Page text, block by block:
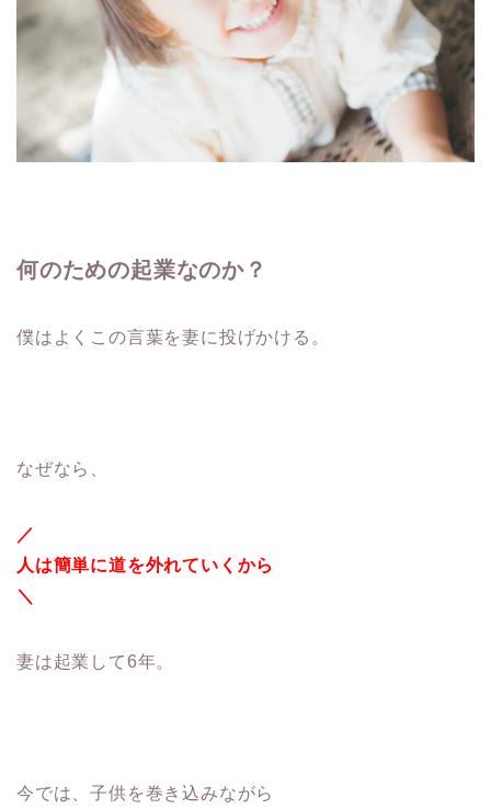
何のための起業なのか？
僕はよくこの言葉を妻に投げかける。
なぜなら、
／
人は簡単に道を外れていくから
＼
妻は起業して6年。
今では、子供を巻き込みながら